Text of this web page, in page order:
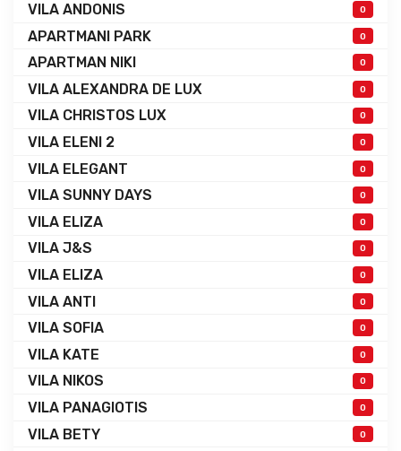
VILA ANDONIS 0
APARTMANI PARK 0
APARTMAN NIKI 0
VILA ALEXANDRA DE LUX 0
VILA CHRISTOS LUX 0
VILA ELENI 2 0
VILA ELEGANT 0
VILA SUNNY DAYS 0
VILA ELIZA 0
VILA J&S 0
VILA ELIZA 0
VILA ANTI 0
VILA SOFIA 0
VILA KATE 0
VILA NIKOS 0
VILA PANAGIOTIS 0
VILA BETY 0